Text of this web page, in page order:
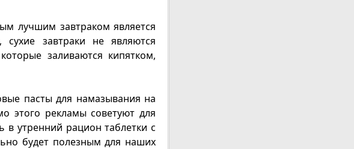
лучшим завтраком является
завтраки не являются
заливаются кипятком,
пасты для намазывания на
этого рекламы советуют для
утренний рацион таблетки с
будет полезным для наших